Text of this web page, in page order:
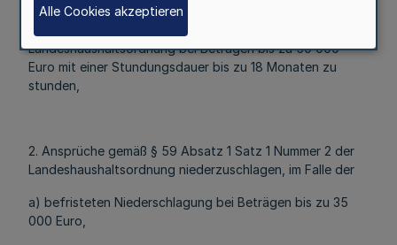
Landeshaushaltsordnung bei Beträgen bis zu 50 000
Euro mit einer Stundungsdauer bis zu 18 Monaten zu
stunden,
2. Ansprüche gemäß § 59 Absatz 1 Satz 1 Nummer 2 der
Landeshaushaltsordnung niederzuschlagen, im Falle der
a) befristeten Niederschlagung bei Beträgen bis zu 35
000 Euro,
Alle Cookies akzeptieren